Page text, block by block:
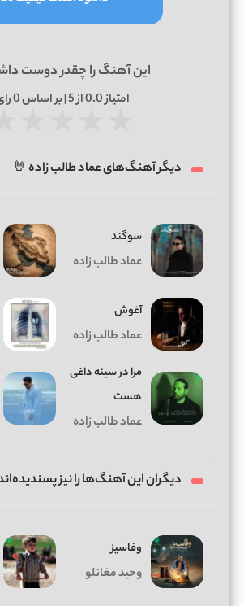
این آهنگ را چقدر دوست
امتیاز0.0از 5 | بر اساس 0
دیگر آهنگ‌های عماد طالب زاده 🤘
سوگند
عماد طالب زاده
آغوش
عماد طالب زاده
مرا در سینه داغی
هست
عماد طالب زاده
دیگران این آهنگ‌ها را نیز
وفاسیز
وحید مغانلو